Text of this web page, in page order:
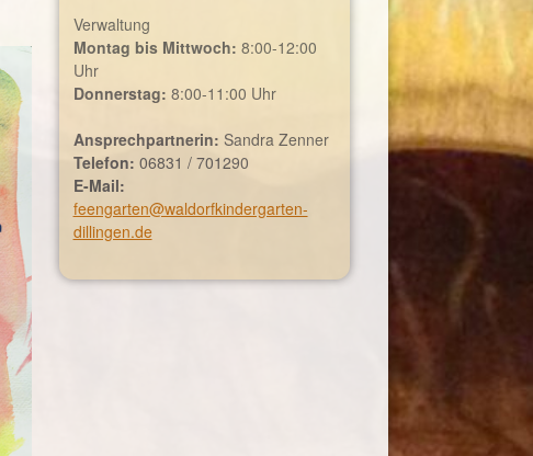
Verwaltung
Montag bis Mittwoch: 8:00-12:00
Uhr
Donnerstag: 8:00-11:00 Uhr
Ansprechpartnerin: Sandra Zenner
Telefon: 06831 / 701290
E-Mail:
feengarten@waldorfkindergarten-
dillingen.de